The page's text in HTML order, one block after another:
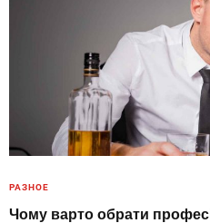
РАЗНОЕ
Чому варто обрати